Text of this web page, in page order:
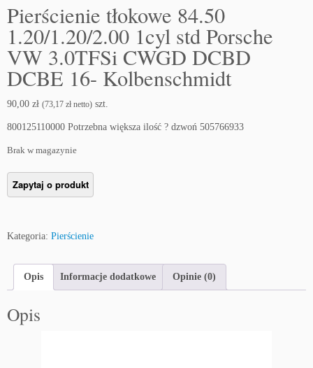
Pierścienie tłokowe 84.50
1.20/1.20/2.00 1cyl std Porsche
VW 3.0TFSi CWGD DCBD
DCBE 16- Kolbenschmidt
90,00 zł (73,17 zł netto) szt.
800125110000 Potrzebna większa ilość ? dzwoń 505766933
Brak w magazynie
Kategoria: Pierścienie
Opis Informacje dodatkowe Opinie (0)
Opis